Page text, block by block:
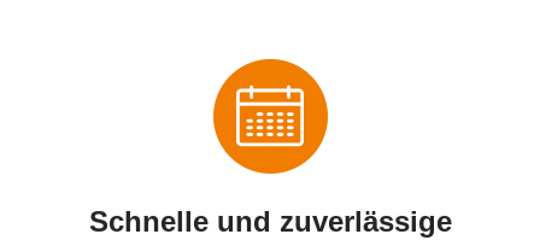
Schnelle und zuverlässige